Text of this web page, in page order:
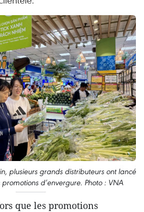
plusieurs grands distributeurs ont lancé
d’envergure. Photo : VNA
que les promotions